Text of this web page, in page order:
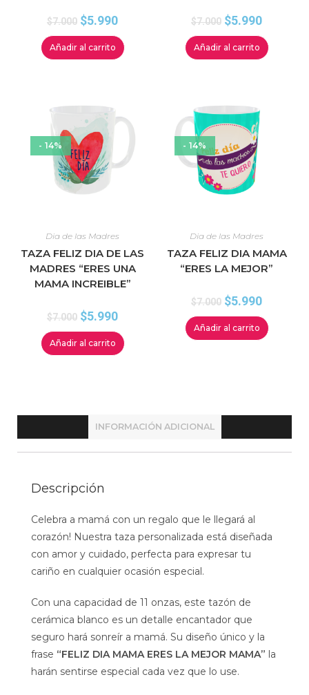
$7.000 $5.990
Añadir al carrito
$7.000 $5.990
Añadir al carrito
- 14%
Dia de las Madres
TAZA FELIZ DIA DE LAS
MADRES “ERES UNA
MAMA INCREIBLE”
$7.000 $5.990
Añadir al carrito
- 14%
Dia de las Madres
TAZA FELIZ DIA MAMA
“ERES LA MEJOR”
$7.000 $5.990
Añadir al carrito
INFORMACIÓN ADICIONAL
Descripción
Celebra a mamá con un regalo que le llegará al
corazón! Nuestra taza personalizada está diseñada
con amor y cuidado, perfecta para expresar tu
cariño en cualquier ocasión especial.
Con una capacidad de 11 onzas, este tazón de
cerámica blanco es un detalle encantador que
seguro hará sonreír a mamá. Su diseño único y la
frase “FELIZ DIA MAMA ERES LA MEJOR MAMA” la
harán sentirse especial cada vez que lo use.